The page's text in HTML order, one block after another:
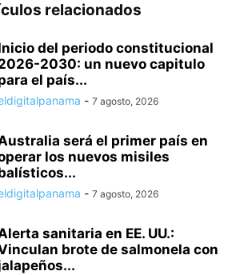
relacionados
del periodo constitucional
2030: un nuevo capitulo
el país...
- 7 agosto, 2026
será el primer país en
los nuevos misiles
- 7 agosto, 2026
sanitaria en EE. UU.:
brote de salmonela con